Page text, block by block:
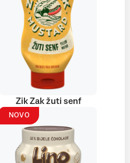
Zik Zak žuti senf
NOVO